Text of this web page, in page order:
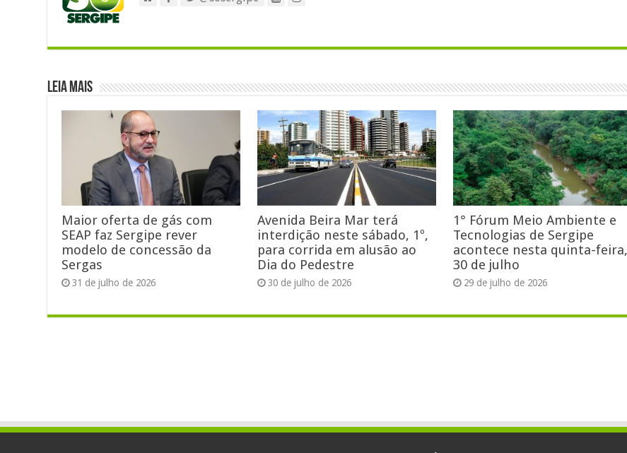
@sosergipe
Maior oferta de gás com
SEAP faz Sergipe rever
modelo de concessão da
Sergas
31 de julho de 2026
Avenida Beira Mar terá
interdição neste sábado, 1º,
para corrida em alusão ao
Dia do Pedestre
30 de julho de 2026
1° Fórum Meio Ambiente e
Tecnologias de Sergipe
acontece nesta quinta-feira,
30 de julho
29 de julho de 2026